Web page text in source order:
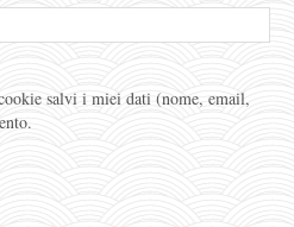
salvi i miei dati (nome, email,